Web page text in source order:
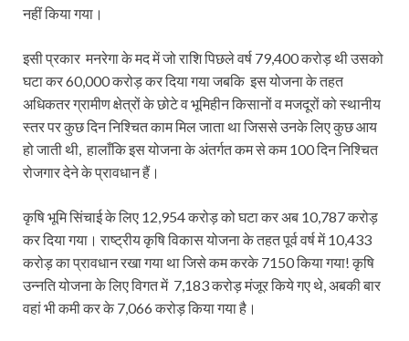
नहीं किया गया।
इसी प्रकार मनरेगा के मद में जो राशि पिछले वर्ष 79,400 करोड़ थी उसको
घटा कर 60,000 करोड़ कर दिया गया जबकि इस योजना के तहत
अधिकतर ग्रामीण क्षेत्रों के छोटे व भूमिहीन किसानों व मजदूरों को स्थानीय
स्तर पर कुछ दिन निश्चित काम मिल जाता था जिससे उनके लिए कुछ आय
हो जाती थी, हालाँकि इस योजना के अंतर्गत कम से कम 100 दिन निश्चित
रोजगार देने के प्रावधान हैं।
कृषि भूमि सिंचाई के लिए 12,954 करोड़ को घटा कर अब 10,787 करोड़
कर दिया गया। राष्ट्रीय कृषि विकास योजना के तहत पूर्व वर्ष में 10,433
करोड़ का प्रावधान रखा गया था जिसे कम करके 7150 किया गया! कृषि
उन्नति योजना के लिए विगत में 7,183 करोड़ मंजूर किये गए थे, अबकी बार
वहां भी कमी कर के 7,066 करोड़ किया गया है।